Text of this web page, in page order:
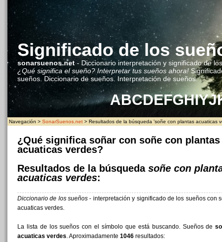
Significado de los
sonarsuenos.net- Diccionario interpretación y significado de
¿Qué significa el sueño? Interpretar tus sueños ahora!
sueños. Diccionario de sueños. Interpretación de sueños.
ABCDEFGHIYJ
Navegación > SonarSuenos.net > Resultados de la búsqueda 'soñe con plantas acuaticas
¿Qué significa soñar con soñe con plantas
acuaticas verdes?
Resultados de la búsqueda soñe con
acuaticas verdes:
Diccionario de los sueños - interpretación y significado de los sueños con
acuaticas verdes.
La lista de los sueños con el símbolo que está buscando. Sueños de
acuaticas verdes. Aproximadamente 1046 resultados: